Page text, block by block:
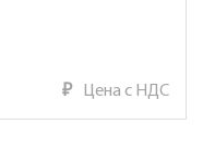
₽ Цена с НДС